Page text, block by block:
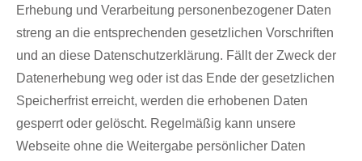
Erhebung und Verarbeitung personenbezogener Daten
streng an die entsprechenden gesetzlichen Vorschriften
und an diese Datenschutzerklärung. Fällt der Zweck der
Datenerhebung weg oder ist das Ende der gesetzlichen
Speicherfrist erreicht, werden die erhobenen Daten
gesperrt oder gelöscht. Regelmäßig kann unsere
Webseite ohne die Weitergabe persönlicher Daten